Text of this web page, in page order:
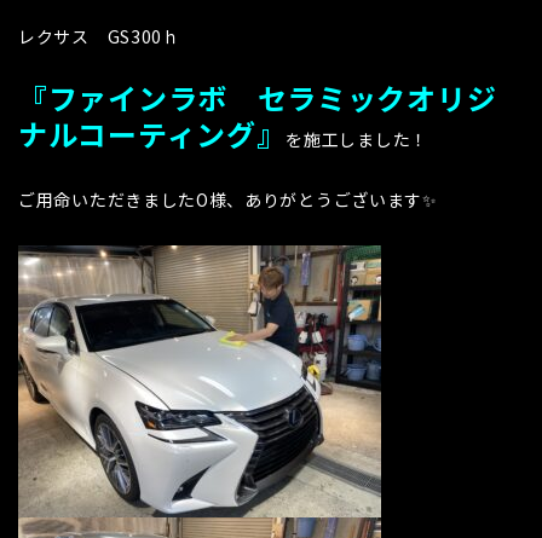
レクサス GS300ｈ
『ファインラボ セラミックオリジ
ナルコーティング』
を施工しました！
ご用命いただきましたO様、ありがとうございます✨